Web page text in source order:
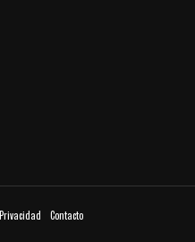
Contacto